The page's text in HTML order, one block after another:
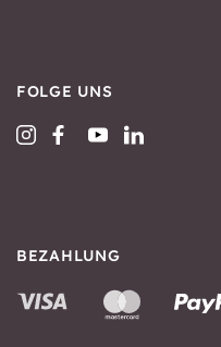
FOLGE UNS
BEZAHLUNG